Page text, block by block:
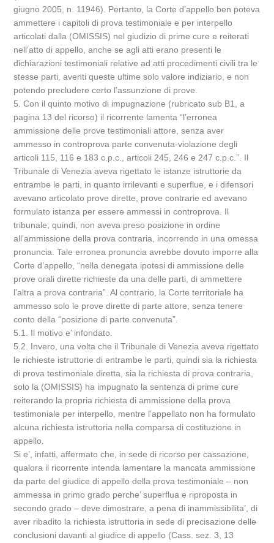
giugno 2005, n. 11946). Pertanto, la Corte d’appello ben poteva
ammettere i capitoli di prova testimoniale e per interpello
articolati dalla (OMISSIS) nel giudizio di prime cure e reiterati
nell’atto di appello, anche se agli atti erano presenti le
dichiarazioni testimoniali relative ad atti procedimenti civili tra le
stesse parti, aventi queste ultime solo valore indiziario, e non
potendo precludere certo l’assunzione di prove.
5. Con il quinto motivo di impugnazione (rubricato sub B1, a
pagina 13 del ricorso) il ricorrente lamenta “l’erronea
ammissione delle prove testimoniali attore, senza aver
ammesso in controprova parte convenuta-violazione degli
articoli 115, 116 e 183 c.p.c., articoli 245, 246 e 247 c.p.c.”. Il
Tribunale di Venezia aveva rigettato le istanze istruttorie da
entrambe le parti, in quanto irrilevanti e superflue, e i difensori
avevano articolato prove dirette, prove contrarie ed avevano
formulato istanza per essere ammessi in controprova. Il
tribunale, quindi, non aveva preso posizione in ordine
all’ammissione della prova contraria, incorrendo in una omessa
pronuncia. Tale erronea pronuncia avrebbe dovuto imporre alla
Corte d’appello, “nella denegata ipotesi di ammissione delle
prove orali dirette richieste da una delle parti, di ammettere
l’altra a prova contraria”. Al contrario, la Corte territoriale ha
ammesso solo le prove dirette di parte attore, senza tenere
conto della “posizione di parte convenuta”.
5.1. Il motivo e’ infondato.
5.2. Invero, una volta che il Tribunale di Venezia aveva rigettato
le richieste istruttorie di entrambe le parti, quindi sia la richiesta
di prova testimoniale diretta, sia la richiesta di prova contraria,
solo la (OMISSIS) ha impugnato la sentenza di prime cure
reiterando la propria richiesta di ammissione della prova
testimoniale per interpello, mentre l’appellato non ha formulato
alcuna richiesta istruttoria nella comparsa di costituzione in
appello.
Si e’, infatti, affermato che, in sede di ricorso per cassazione,
qualora il ricorrente intenda lamentare la mancata ammissione
da parte del giudice di appello della prova testimoniale – non
ammessa in primo grado perche’ superflua e riproposta in
secondo grado – deve dimostrare, a pena di inammissibilita’, di
aver ribadito la richiesta istruttoria in sede di precisazione delle
conclusioni davanti al giudice di appello (Cass. sez. 3, 13